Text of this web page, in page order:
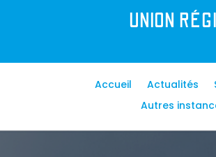
UNION RÉ
Accueil Actualités
Autres